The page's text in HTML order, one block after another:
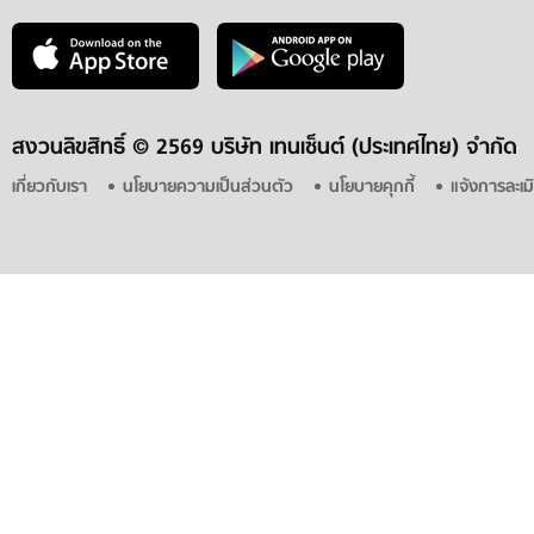
สงวนลิขสิทธิ์ © 2569 บริษัท เทนเซ็นต์ (ประเทศไทย) จำกัด
เกี่ยวกับเรา นโยบายความเป็นส่วนตัว นโยบายคุกกี้ แจ้งการละ